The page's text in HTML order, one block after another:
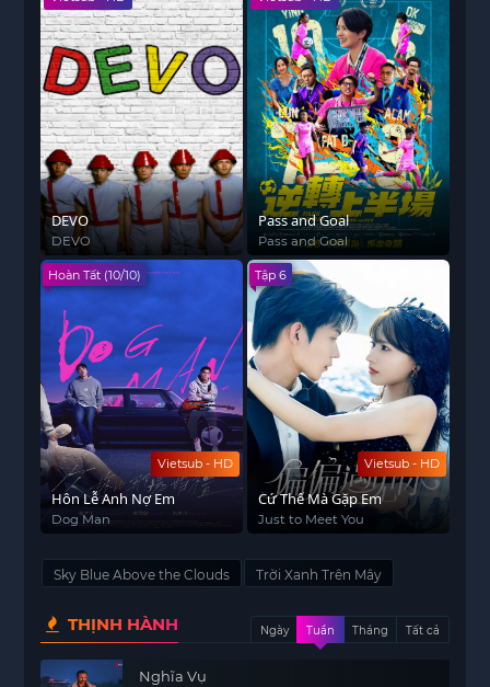
DEVO
DEVO
Pass and Goal
Pass and Goal
Vietsub - HD
Hoàn Tất (10/10)
Hôn Lễ Anh Nợ Em
Dog Man
Vietsub - HD
Tập 6
Cứ Thế Mà Gặp Em
Just to Meet You
Sky Blue Above the Clouds Trời Xanh Trên Mây
THỊNH HÀNH Ngày Tuần Tháng Tất cả
Nghĩa Vụ